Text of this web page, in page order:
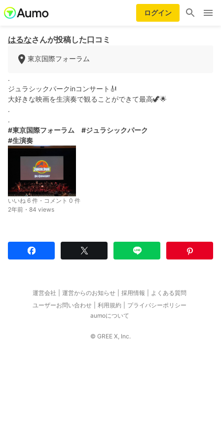
ログイン
はるなさんが投稿した口コミ
東京国際フォーラム
.
ジュラシックパークinコンサート🎻
大好きな映画を生演奏で観ることができて最高🦖🌟
.
.
#東京国際フォーラム
#ジュラシックパーク
#生演奏
いいね 6 件・コメント 0 件
2年前・84 views
運営会社 運営からのお知らせ 採用情報
よくある質問
ユーザーお問い合わせ
利用規約
プライバシーポリシー
aumoについて
© GREE X, Inc.